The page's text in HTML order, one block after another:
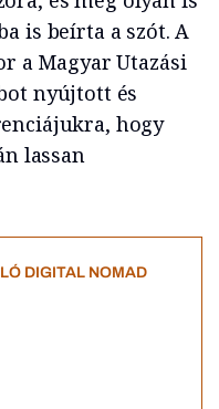
is beírta a szót. A
a Magyar Utazási
nyújtott és
hogy
lassan
DIGITAL NOMAD